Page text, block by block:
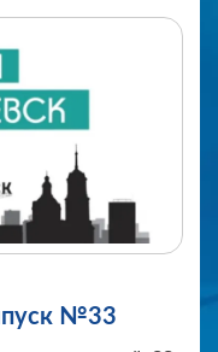
№33